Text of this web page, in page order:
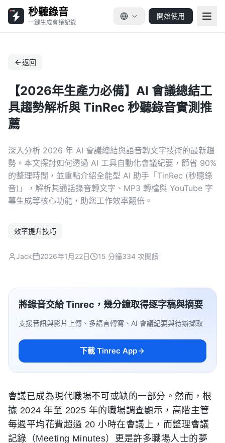
秒聽錄音
一鍵生成會議記錄
開始使用
返回
【2026年生產力必備】AI 會議總結工
具趨勢解析與 TinRec 秒聽錄音實測推
薦
深入分析 2026 年 AI 會議總結與語音轉文字技術的最新趨
勢。本文探討如何透過 AI 工具自動化會議紀要，節省 90%
的整理時間，並重點介紹全能型 AI 助手「TinRec (秒聽錄
音)」，解析其通話錄音轉文字、MP3 轉檔與 YouTube 字
幕生成等核心功能，助您工作效率翻倍。
效率提升技巧
Jack 2026年1月22日 15 分鐘334 次閱讀
將錄音交給 Tinrec，幾分鐘取得逐字稿與摘要
支援音訊與影片上傳、多語言轉寫、AI 會議紀要與待辦擷取
下載 Tinrec App
會議已成為現代職場不可或缺的一部分。然而，根
據 2024 年至 2025 年的職場調查顯示，高階主管
每週平均花費超過 20 小時在會議上，而整理會議
記錄（Meeting Minutes）更是許多職場人士的夢